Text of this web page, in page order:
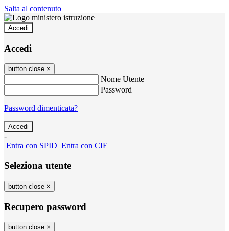
Salta al contenuto
Accedi
Accedi
button close ×
Nome Utente
Password
Password dimenticata?
-
Entra con SPID Entra con CIE
Seleziona utente
button close ×
Recupero password
button close ×